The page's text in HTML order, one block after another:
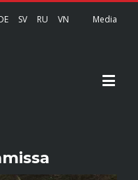
SV RU VN Media